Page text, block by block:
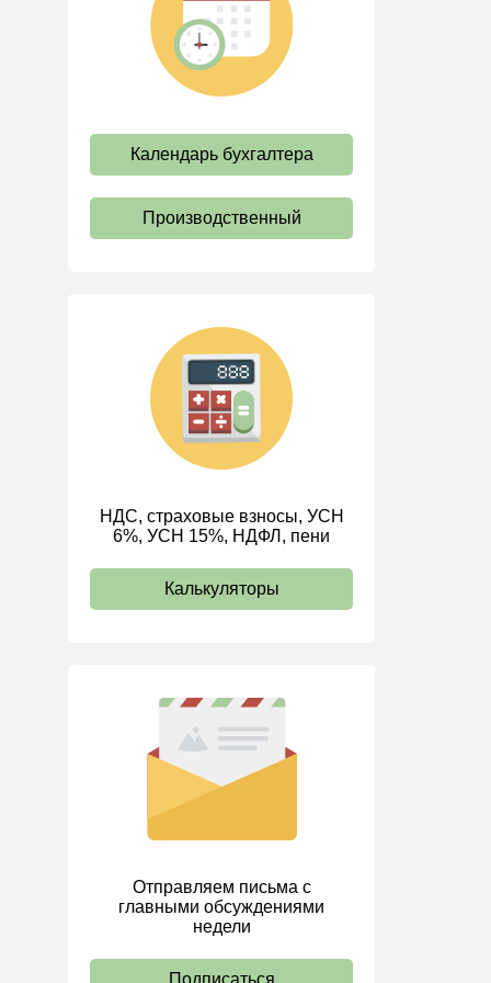
труда
Отпуск и время отдыха
Оплата труда
Ответственность и
взыскания
Пенсии
Трудовые книжки
Кадровые документы и
образцы
Персональные данные
ИП
Календарь бухгалтера
Производственный
НДС, страховые взносы, УСН
6%, УСН 15%, НДФЛ, пени
Калькуляторы
Отправляем письма с
главными обсуждениями
недели
Подписаться